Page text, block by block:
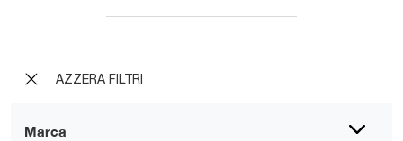
AZZERA FILTRI
Marca